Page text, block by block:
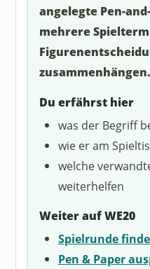
angelegte Pen-
mehrere
zusammenhängen.
Du erfährst hier
was der Begriff
wie er am
welche
weiterhelfen
Weiter auf WE20
Spielrunde
Pen & Paper